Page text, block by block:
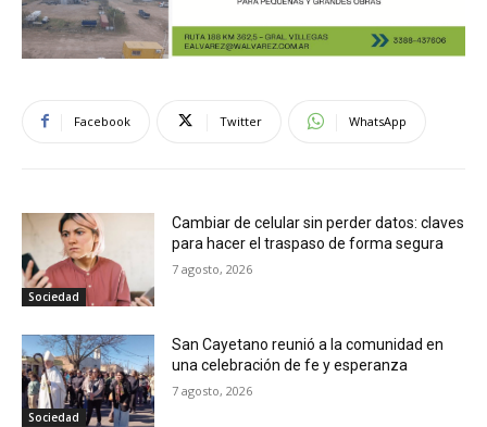
Facebook Twitter WhatsApp
Sociedad
Cambiar de celular sin perder datos: claves
para hacer el traspaso de forma segura
7 agosto, 2026
Sociedad
San Cayetano reunió a la comunidad en
una celebración de fe y esperanza
7 agosto, 2026